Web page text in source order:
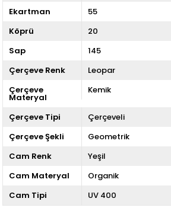
Ekartman
55
Köprü
20
Sap
145
Çerçeve Renk
Leopar
Çerçeve
Materyal
Kemik
Çerçeve Tipi
Çerçeveli
Çerçeve Şekli
Geometrik
Cam Renk
Yeşil
Cam Materyal
Organik
Cam Tipi
UV 400